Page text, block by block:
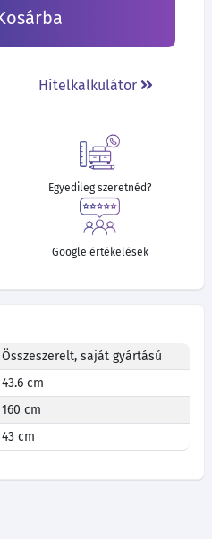
Hitelkalkulátor
Egyedileg szeretnéd?
Google értékelések
Összeszerelt, saját gyártású
43.6 cm
160 cm
43 cm